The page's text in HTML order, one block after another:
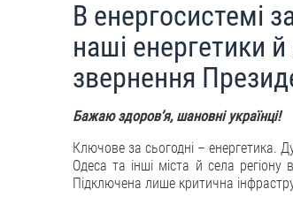
В енергосистемі
наші енергетики
звернення
Бажаю здоров’я, шановні українці!
Ключове за сьогодні – енергетика.
Одеса та інші міста й села
Підключена лише критична